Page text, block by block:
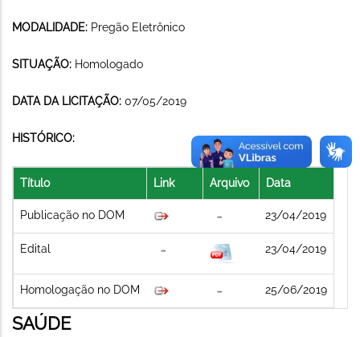
MODALIDADE: Pregão Eletrônico
SITUAÇÃO: Homologado
DATA DA LICITAÇÃO: 07/05/2019
HISTÓRICO:
Título Link Arquivo Data
Publicação no DOM 23/04/2019
Edital 23/04/2019
Homologação no DOM 25/06/2019
SAÚDE